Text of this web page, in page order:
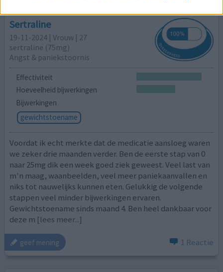
Sertraline
19-11-2024 | Vrouw | 27
sertraline (75mg)
Angst & paniekstoornis
Effectiviteit
Hoeveelheid bijwerkingen
Bijwerkingen
gewichtstoename
Voordat ik echt merkte dat de medicatie aansloeg waren
we zeker drie maanden verder. Ben de eerste stap van 0
naar 25mg dik een week goed ziek geweest. Veel last van
m'n maag, waanbeelden, veel meer paniekaanvallen en
niks tot nauwelijks kunnen eten. Gelukkig de volgende
stappen veel minder bijwerkingen ervaren.
Gewichtstoename sinds maand 4. Ben heel dankbaar voor
deze m [lees meer...]
geef mening 1 Reactie